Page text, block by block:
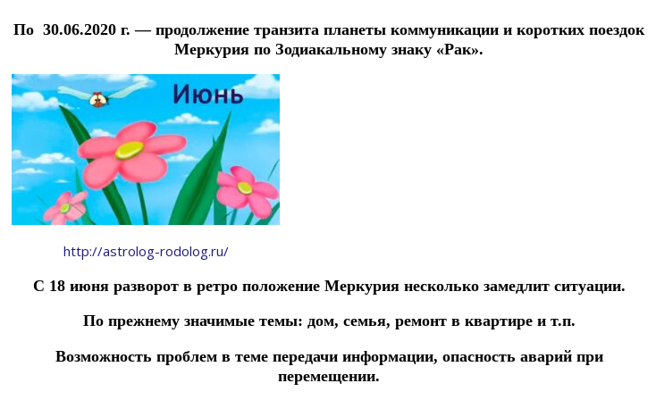
По 30.06.2020 г. — продолжение транзита планеты коммуникации и коротких поездок
Меркурия по Зодиакальному знаку «Рак».
http://astrolog-rodolog.ru/
С 18 июня разворот в ретро положение Меркурия несколько замедлит ситуации.
По прежнему значимые темы: дом, семья, ремонт в квартире и т.п.
Возможность проблем в теме передачи информации, опасность аварий при
перемещении.